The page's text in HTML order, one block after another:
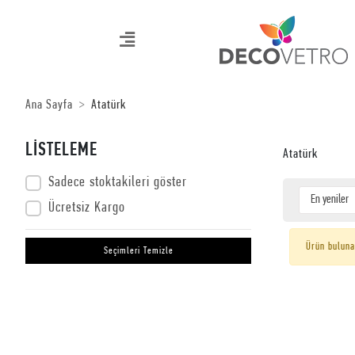
Ana Sayfa Atatürk
LİSTELEME
Sadece stoktakileri göster
Ücretsiz Kargo
Seçimleri Temizle
Atatürk
Ürün